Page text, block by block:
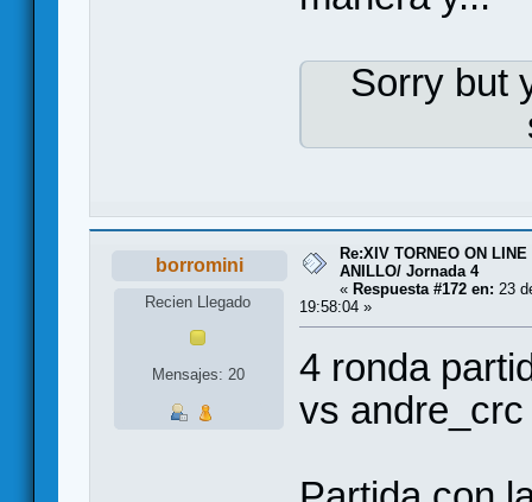
Sorry but
borromini
Recien Llegado
Mensajes: 20
Re:XIV TORNEO ON
ANILLO/ Jornada 4
« Respuesta #172 en: 23
19:58:04 »
4 ronda
vs